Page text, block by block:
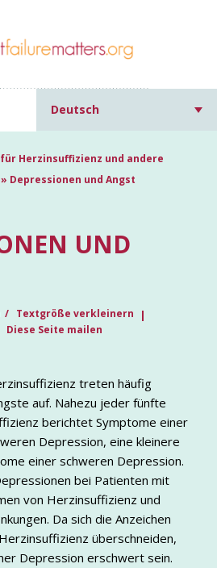
Deutsch
Herzinsuffizienz und andere
» Depressionen und Angst
UND
Textgröße verkleinern
Diese Seite mailen
treten häufig
auf. Nahezu jeder fünfte
berichtet Symptome einer
Depression, eine kleinere
einer schweren Depression.
bei Patienten mit
von Herzinsuffizienz und
Da sich die Anzeichen
überschneiden,
Depression erschwert sein.